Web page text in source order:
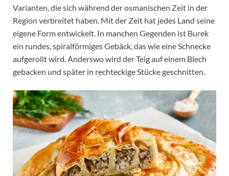
Varianten, die sich während der osmanischen Zeit in der
Region verbreitet haben. Mit der Zeit hat jedes Land seine
eigene Form entwickelt. In manchen Gegenden ist Burek
ein rundes, spiralförmiges Gebäck, das wie eine Schnecke
aufgerollt wird. Anderswo wird der Teig auf einem Blech
gebacken und später in rechteckige Stücke geschnitten.